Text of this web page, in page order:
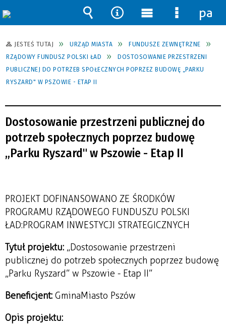
JESTEŚ TUTAJ URZĄD MIASTA
FUNDUSZE ZEWNĘTRZNE
RZĄDOWY FUNDUSZ POLSKI ŁAD
DOSTOSOWANIE PRZESTRZENI
PUBLICZNEJ DO POTRZEB SPOŁECZNYCH POPRZEZ BUDOWĘ „PARKU
RYSZARD" W PSZOWIE - ETAP II
Dostosowanie przestrzeni publicznej do
potrzeb społecznych poprzez budowę
„Parku Ryszard" w Pszowie - Etap II
PROJEKT DOFINANSOWANO ZE ŚRODKÓW
PROGRAMU RZĄDOWEGO FUNDUSZU POLSKI
ŁAD: PROGRAM INWESTYCJI STRATEGICZNYCH
Tytuł projektu: „Dostosowanie przestrzeni
publicznej do potrzeb społecznych poprzez budowę
„Parku Ryszard” w Pszowie - Etap II”
Beneficjent: GminaMiasto Pszów
Opis projektu:
Wyszukiwarka
Narzędzia
Menu
główne
Menu